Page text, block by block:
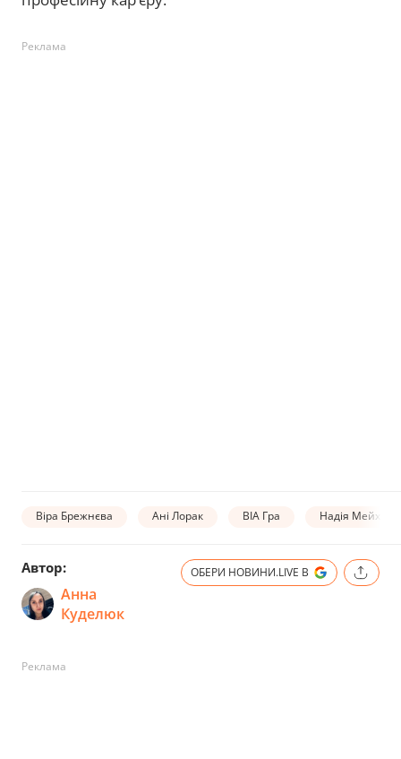
Реклама
Віра Брежнєва Ані Лорак ВІА Гра Надія Мейхер
Автор:
Анна
Куделюк
ОБЕРИ НОВИНИ.LIVE В
Реклама